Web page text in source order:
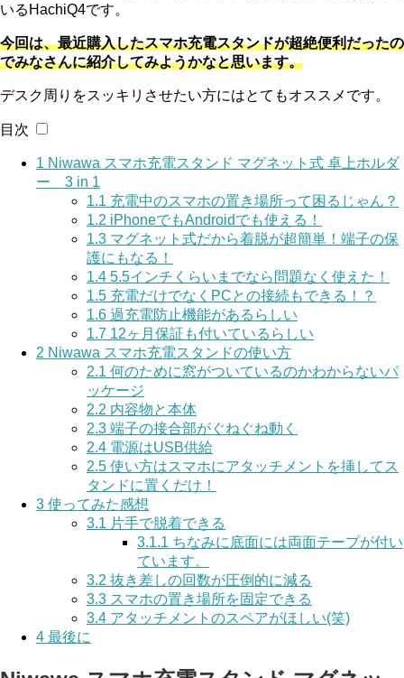
いるHachiQ4です。
今回は、最近購入したスマホ充電スタンドが超絶便利だったの
でみなさんに紹介してみようかなと思います。
デスク周りをスッキリさせたい方にはとてもオススメです。
目次
1 Niwawa スマホ充電スタンド マグネット式 卓上ホルダ
ー 3 in 1
1.1 充電中のスマホの置き場所って困るじゃん？
1.2 iPhoneでもAndroidでも使える！
1.3 マグネット式だから着脱が超簡単！端子の保
護にもなる！
1.4 5.5インチくらいまでなら問題なく使えた！
1.5 充電だけでなくPCとの接続もできる！？
1.6 過充電防止機能があるらしい
1.7 12ヶ月保証も付いているらしい
2 Niwawa スマホ充電スタンドの使い方
2.1 何のために窓がついているのかわからないパ
ッケージ
2.2 内容物と本体
2.3 端子の接合部がぐねぐね動く
2.4 電源はUSB供給
2.5 使い方はスマホにアタッチメントを挿してス
タンドに置くだけ！
3 使ってみた感想
3.1 片手で脱着できる
3.1.1 ちなみに底面には両面テープが付い
ています。
3.2 抜き差しの回数が圧倒的に減る
3.3 スマホの置き場所を固定できる
3.4 アタッチメントのスペアがほしい(笑)
4 最後に